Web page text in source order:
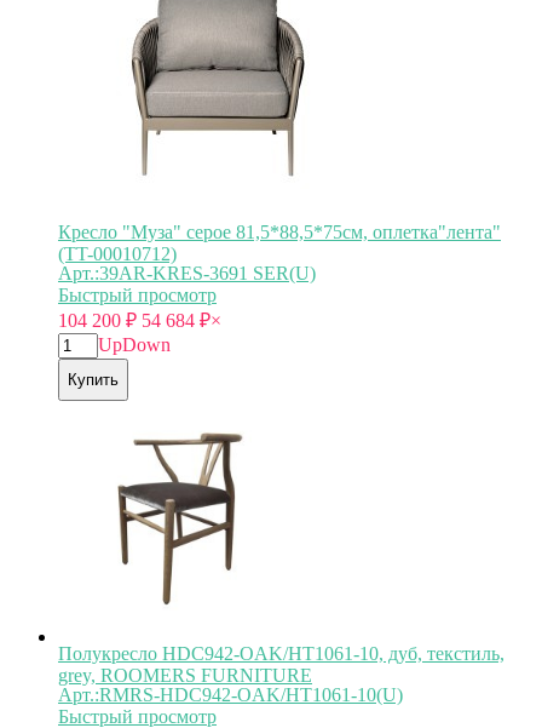
Кресло "Муза" серое 81,5*88,5*75см, оплетка"лента"
(TT-00010712)
Арт.:39AR-KRES-3691 SER(U)
Быстрый просмотр
104 200 ₽ 54 684 ₽×
UpDown
Купить
Полукресло HDC942-OAK/HT1061-10, дуб, текстиль,
grey, ROOMERS FURNITURE
Арт.:RMRS-HDC942-OAK/HT1061-10(U)
Быстрый просмотр